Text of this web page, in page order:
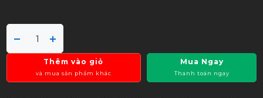
Thêm vào giỏ
và mua sản phẩm khác
Mua Ngay
Thanh toán ngay